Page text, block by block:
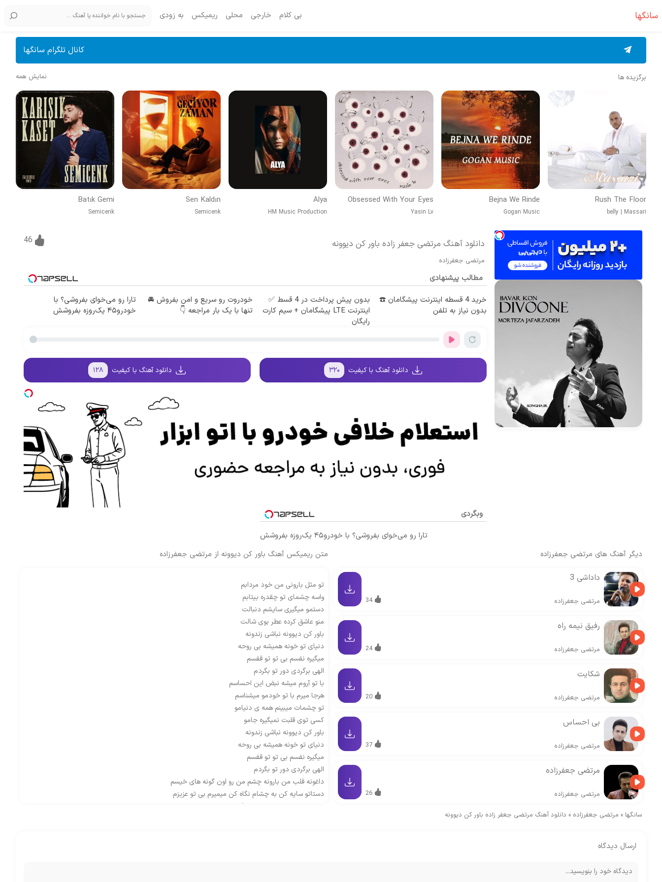
سانگها بی کلام خارجی محلی ریمیکس به زودی
کانال تلگرام سانگها
برگزیده ها نمایش همه
Rush The Floor
belly | Massari
Bejna We Rinde
Gogan Music
Obsessed With Your Eyes
Yasin Lv
Alya
HM Music Production
Sen Kaldın
Semicenk
Batık Gemi
Semicenk
دانلود آهنگ مرتضی جعفر زاده باور کن دیوونه
مرتضی جعفرزاده
46
مطالب پیشنهادی
خرید 4 قسطه اینترنت پیشگامان ☎️
بدون نیاز به تلفن
بدون پیش پرداخت در 4 قسط ✅
اینترنت LTE پیشگامان + سیم کارت
رایگان
خودروت رو سریع و امن بفروش 🚘
تنها با یک بار مراجعه 👇
تارا رو می‌خوای بفروشی؟ با
خودرو۴۵ یک‌روزه بفروشش
دانلود آهنگ با کیفیت ۳۲۰ دانلود آهنگ با کیفیت ۱۲۸
وبگردی
تارا رو می‌خوای بفروشی؟ با خودرو۴۵ یک‌روزه بفروشش
متن ریمیکس آهنگ باور کن دیوونه از مرتضی جعفرزاده
تو مثل بارونی من خود مردابم
واسه چشمای تو چقدره بیتابم
دستمو میگیری سایشم دنبالت
منو عاشق کرده عطر بوی شالت
باور کن دیوونه نباشی زندونه
دنیای تو خونه همیشه بی روحه
میگیره نفسم بی تو تو قفسم
الهی برگردی دور تو بگردم
با تو آروم میشه نبض این احساسم
هرجا میرم با تو خودمو میشناسم
تو چشمات میبینم همه ی دنیامو
کسی توی قلبت نمیگیره جامو
باور کن دیوونه نباشی زندونه
دنیای تو خونه همیشه بی روحه
میگیره نفسم بی تو تو قفسم
الهی برگردی دور تو بگردم
داغونه قلب من بارونه چشم من رو اون گونه های خیسم
دستاتو سایه کن به چشام نگاه کن میمیرم بی تو عزیزم
دارم عاشق میشم جرم من سنگینه
دیگر آهنگ های مرتضی جعفرزاده
داداشی 3
مرتضی جعفرزاده 34
رفیق نیمه راه
مرتضی جعفرزاده 24
شکایت
مرتضی جعفرزاده 20
بی احساس
مرتضی جعفرزاده 37
مرتضی جعفرزاده
مرتضی جعفرزاده 26
سانگها » مرتضی جعفرزاده » دانلود آهنگ مرتضی جعفر زاده باور کن دیوونه
ارسال دیدگاه